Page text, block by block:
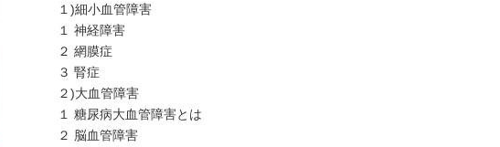
１)細小血管障害
１ 神経障害
２ 網膜症
３ 腎症
２)大血管障害
１ 糖尿病大血管障害とは
２ 脳血管障害